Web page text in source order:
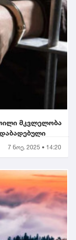
მკვლელობა
7 ნოე. 2025 • 14:20